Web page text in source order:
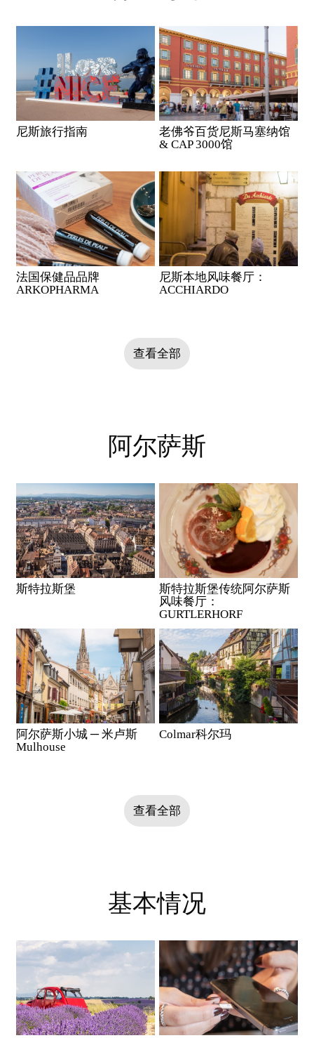
尼斯旅行指南
老佛爷百货尼斯马塞纳馆
& CAP 3000馆
法国保健品品牌
ARKOPHARMA
尼斯本地风味餐厅：
ACCHIARDO
查看全部
阿尔萨斯
斯特拉斯堡
斯特拉斯堡传统阿尔萨斯
风味餐厅：
GURTLERHORF
阿尔萨斯小城 ─ 米卢斯
Mulhouse
Colmar科尔玛
查看全部
基本情况